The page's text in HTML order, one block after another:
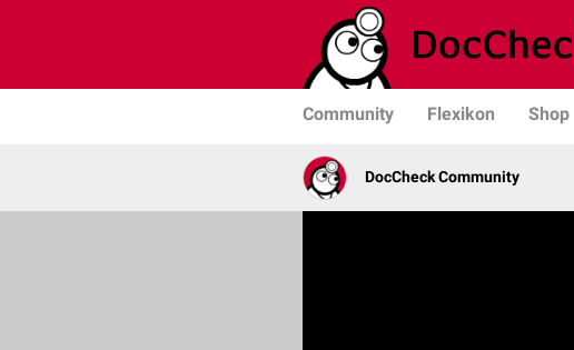
Community Flexikon Shop
DocCheck Community